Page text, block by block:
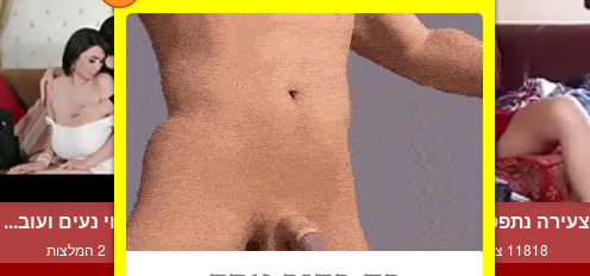
צעירה נתפסת מאוננת ברגעי...
11818 צפיות | 6 המלצות
מתחילות בעיסוי נעים ועוב...
8345 צפיות | 2 המלצות